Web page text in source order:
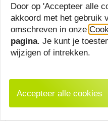
Gerelateerde
Door op 'Accepteer alle
akkoord met het gebruik
omschreven in onze
pagina. Je kunt je
wijzigen of intrekken.
Accepteer alle cookies